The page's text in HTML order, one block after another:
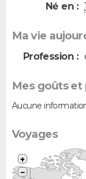
Né en :
Ma vie
Profession :
Mes goûts et
Aucune
Voyages
+
−